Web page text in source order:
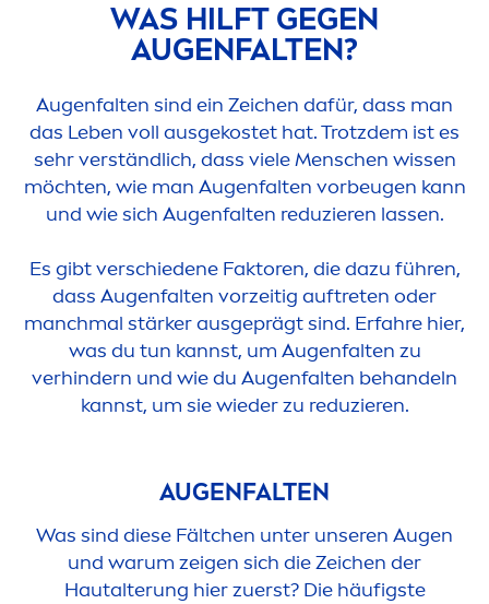
WAS HILFT GEGEN
AUGENFALTEN?
Augenfalten sind ein Zeichen dafür, dass man
das Leben voll ausgekostet hat. Trotzdem ist es
sehr verständlich, dass vieleMenschen wissen
möchten, wie man Augenfalten vorbeugen kann
und wie sich Augenfalten reduzieren lassen.
Es gibt verschiedene Faktoren, die dazu führen,
dass Augenfalten vorzeitig auftreten oder
manchmal stärker ausgeprägt sind. Erfahre hier,
was du tun kannst, um Augenfalten zu
verhindern und wie du Augenfalten behandeln
kannst, um sie wieder zu reduzieren.
AUGENFALTEN
Was sind diese Fältchen unter unseren Augen
und warum zeigen sich die Zeichen der
Hautalterung hier zuerst? Die häufigste